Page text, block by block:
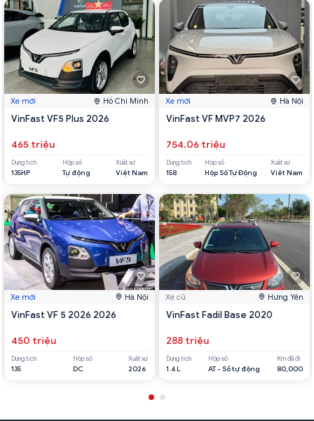
Xe mới Hồ Chí Minh
VinFast VF5 Plus 2026
465 triệu
Dung tích
135HP
Hộp số
Tự động
Xuất xứ
Việt Nam
Xe mới Hà Nội
VinFast VF 5 2026 2026
450 triệu
Dung tích
135
Hộp số
DC
Xuất xứ
2026
Xe mới Hà Nội
VinFast VF MVP7 2026
754.06 triệu
Dung tích
158
Hộp số
Hộp Số Tự Động
Xuất xứ
Viêt Nam
Xe cũ Hưng Yên
VinFast Fadil Base 2020
288 triệu
Dung tích
1.4 L
Hộp số
AT - Số tự động
Km đã đi
80,000